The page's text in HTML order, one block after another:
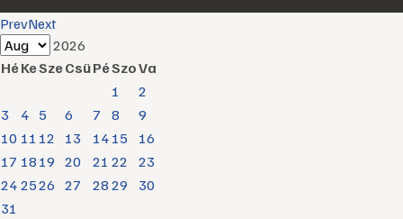
PrevNext
2026
HéKeSzeCsüPéSzoVa
1
2
3
4 5 6 7 8
9
10 11 12 13 14 15
16
17 18 19 20 21 22
23
24 2526 27 28 29
30
31